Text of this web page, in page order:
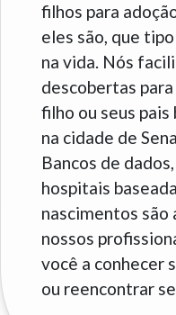
filhos para
eles são, que
na vida. Nós
descobertas
filho ou seus
na cidade de
Bancos de
hospitais
nascimentos são
nossos
você a conhecer
ou reencontrar